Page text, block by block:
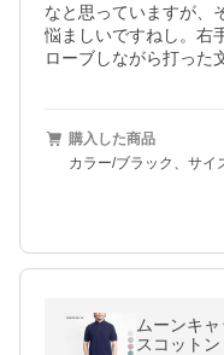
なと思っていますが、
悩ましいですねし。右
ローブしながら打った
購入した商品
カラー/ブラック、サイ
ムーンキ
スコット